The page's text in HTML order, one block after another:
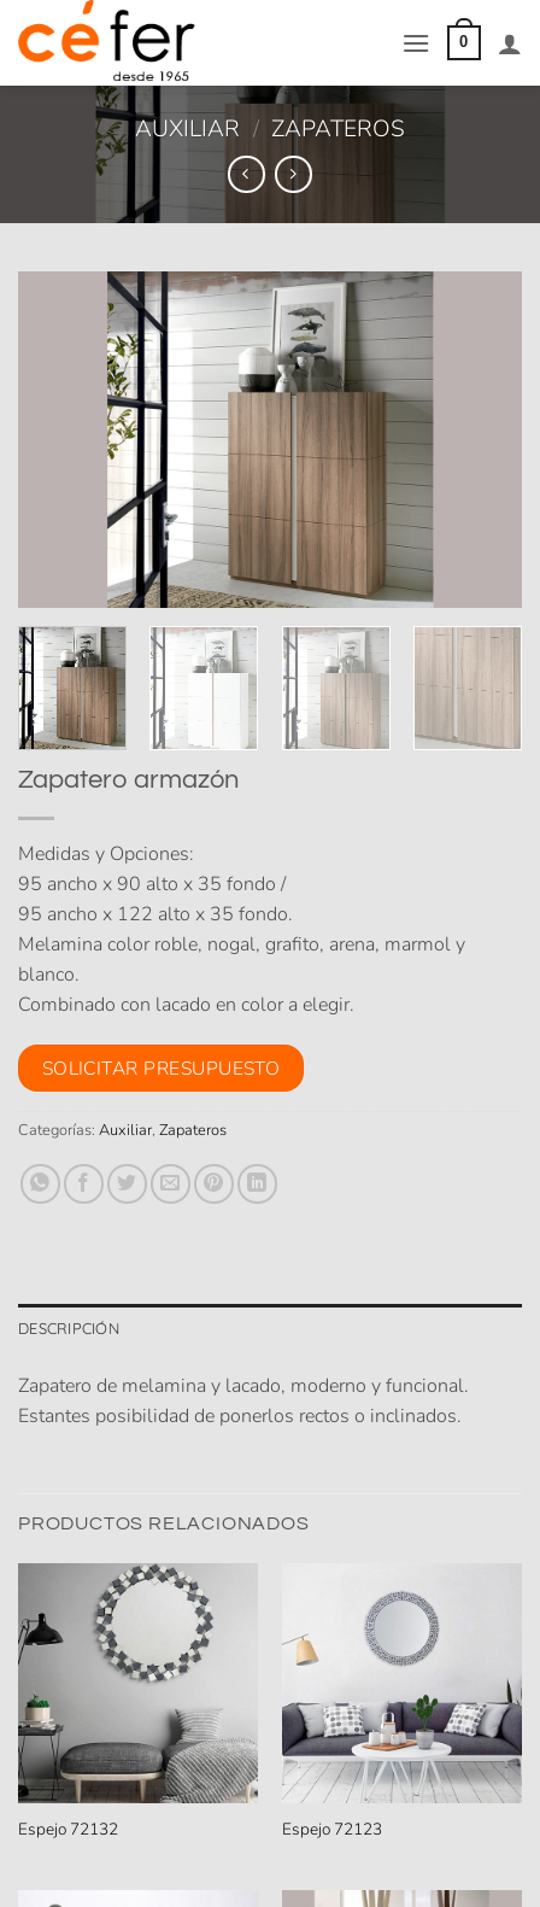
0
AUXILIAR / ZAPATEROS
Zapatero armazón
Medidas y Opciones:
95 ancho x 90 alto x 35 fondo /
95 ancho x 122 alto x 35 fondo.
Melamina color roble, nogal, grafito, arena, marmol y
blanco.
Combinado con lacado en color a elegir.
SOLICITAR PRESUPUESTO
Categorías: Auxiliar, Zapateros
DESCRIPCIÓN
Zapatero de melamina y lacado, moderno y funcional.
Estantes posibilidad de ponerlos rectos o inclinados.
PRODUCTOS RELACIONADOS
Espejo 72132 Espejo 72123